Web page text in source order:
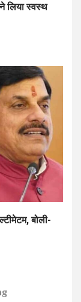
लिया स्वस्थ
बोली-